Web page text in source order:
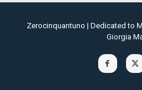
Zerocinquantuno | Dedicated to
Giorgia